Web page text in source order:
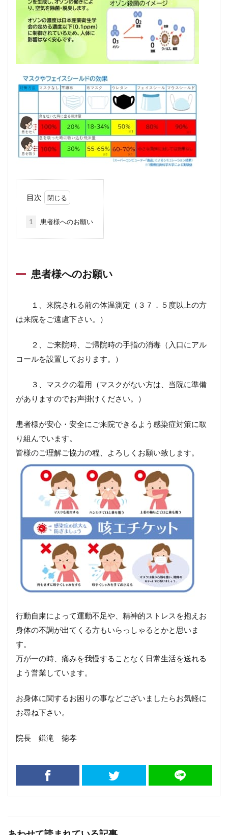
目次
1 患者様へのお願い
患者様へのお願い
１、来院される前の体温測定（３７．５度以上の方
は来院をご遠慮下さい。）
２、ご来院時、ご帰院時の手指の消毒（入口にアル
コールを設置しております。）
３、マスクの着用（マスクがない方は、当院に準備
がありますのでお声掛けください。）
患者様が安心・安全にご来院できるよう感染症対策に取
り組んでいます。
皆様のご理解ご協力の程、よろしくお願い致します。
行動自粛によって運動不足や、精神的ストレスを抱えお
身体の不調が出てくる方もいらっしゃるとかと思いま
す。
万が一の時、痛みを我慢することなく日常生活を送れる
よう営業しています。
お身体に関するお困りの事などございましたらお気軽に
お尋ね下さい。
院長 鎌滝 徳孝